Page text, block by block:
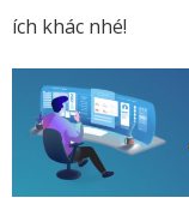
ích khác nhé!